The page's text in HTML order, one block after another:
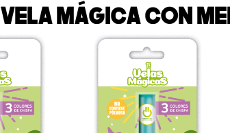
Vela Mágica CON